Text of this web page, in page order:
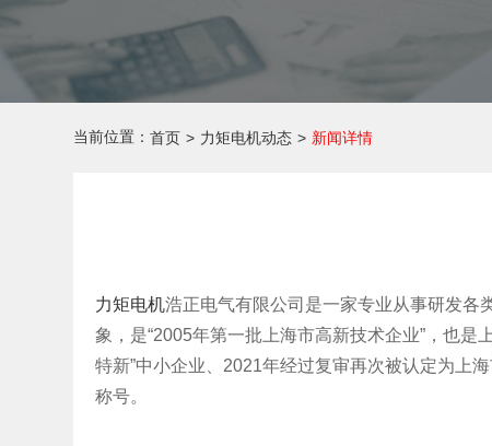
当前位置：首页 > 力矩电机动态 > 新闻详情
力矩电机浩正电气有限公司是一家专业从事研发各
象，是“2005年第一批上海市高新技术企业”，也
特新”中小企业、2021年经过复审再次被认定为上
称号。